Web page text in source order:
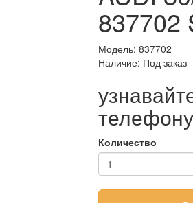
837702
Модель: 837702
Наличие: Под заказ
телефону
Количество